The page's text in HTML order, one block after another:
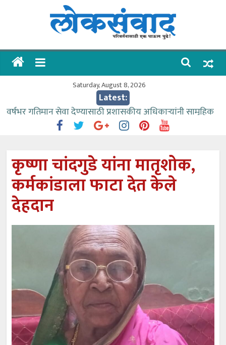
लोकसंवाद
ताज्या
Saturday, August 8, 2026
Latest:
वर्षभर गतिमान सेवा देण्यासाठी प्रशासकीय अधिकाऱ्यांनी सामुहिक
प्रयत्न करावे – आमदार काळे
आत्मामालिक गुरूकूलाचे २२८ विद्यार्थी शिष्यवृत्तीस पात्र
ईच्छा आणि मेहनतीच्या बळावर यश मिळवता येते – शिवप्रसाद
पंडोरे
आमदार आशुतोष काळे यांचा वाढदिवस विविध सामाजिक
उपक्रमांनी साजरा
कृष्णा चांदगुडे यांना मातृशोक,
कर्मकांडाला फाटा देत केले
देहदान